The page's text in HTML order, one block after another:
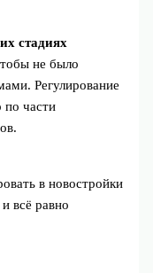
стадиях
не было
Регулирование
по части
в новостройки
всё равно